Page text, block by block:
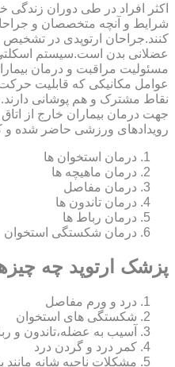
اکثر افراد در طی دوران زندگی
شرایط و آنچه متخصصان و
کنند.جراحان ارتوپدی در
عضلانی بدن است.سیستم
مسئولیت مراقبت و درمان
عوامل مکانیکی که قابلیت
نقاط مشترک و هم پوشانی
جهت درمان بیماران خارج از
رویدادهای ورزشی حاضر شده و
درمان استخوان ها
درمان ماهیچه ها
درمان مفاصل
درمان تاندون ها
درمان رباط ها
درمان شکستگی استخوان
پزشک ارتوپد چه
درد و ورم مفاصل
شکستگی های استخوان
آسیب به عضله،تاندون و
کمر درد و گردن درد
مشکلات ناحیه شانه